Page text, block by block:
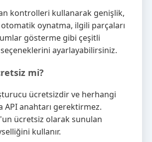
kontrolleri kullanarak genişlik,
oynatma, ilgili parçaları
gösterme gibi çeşitli
ayarlayabilirsiniz.
mi?
ücretsizdir ve herhangi
API anahtarı gerektirmez.
ücretsiz olarak sunulan
kullanır.